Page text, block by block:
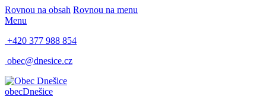
Rovnou na obsah Rovnou na menu
Menu
+420 377 988 854
obec@dnesice.cz
obecDnešice